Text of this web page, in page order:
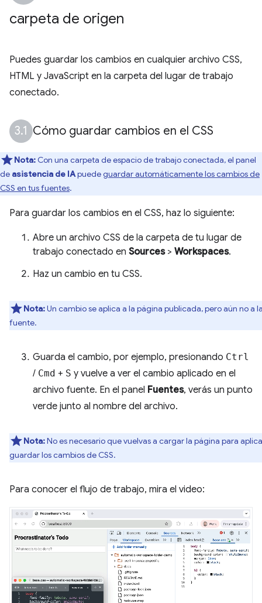
carpeta de origen
Puedes guardar los cambios en cualquier archivo CSS,
HTML y JavaScript en la carpeta del lugar de trabajo
conectado.
Cómo guardar cambios en el CSS
Nota: Con una carpeta de espacio de trabajo conectada, el panel
de asistencia de IApuedeguardar automáticamente los cambios de
CSS en tus fuentes.
Para guardar los cambios en el CSS, haz lo siguiente:
Abre un archivo CSS de la carpeta de tu lugar de
trabajo conectado en Sources> Workspaces.
Haz un cambio en tu CSS.
Nota:Un cambio se aplica a la página publicada, pero aún no a
fuente.
Guarda el cambio, por ejemplo, presionando Ctrl
/ Cmd + S y vuelve a ver el cambio aplicado en el
archivo fuente. En el panel Fuentes, verás un punto
verde junto al nombre del archivo.
Nota:No es necesario que vuelvas a cargar la página para
guardar los cambios de CSS.
Para conocer el flujo de trabajo, mira el video: